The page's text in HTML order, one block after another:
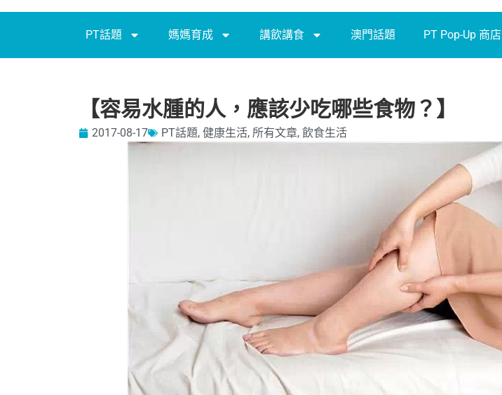
PT話題 媽媽育成 講飲講食 澳門話題 PT Pop-Up 商店
【容易水腫的人，應該少吃哪些食物？】
2017-08-17 PT話題, 健康生活, 所有文章, 飲食生活